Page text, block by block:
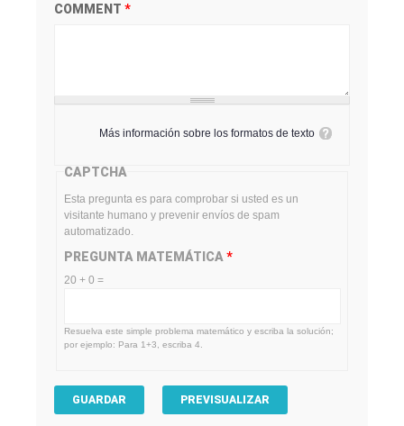
COMMENT *
Más información sobre los formatos de texto
CAPTCHA
Esta pregunta es para comprobar si usted es un
visitante humano y prevenir envíos de spam
automatizado.
PREGUNTA MATEMÁTICA *
20 + 0 =
Resuelva este simple problema matemático y escriba la solución;
por ejemplo: Para 1+3, escriba 4.